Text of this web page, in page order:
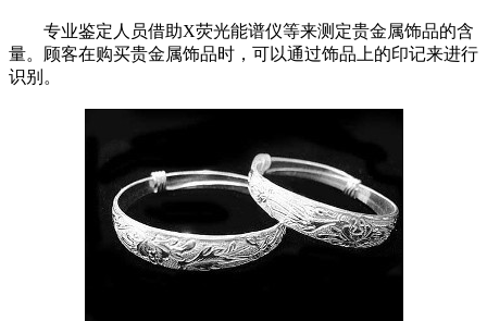
专业鉴定人员借助X荧光能谱仪等来测定贵金属饰品的含
量。顾客在购买贵金属饰品时，可以通过饰品上的印记来进行
识别。